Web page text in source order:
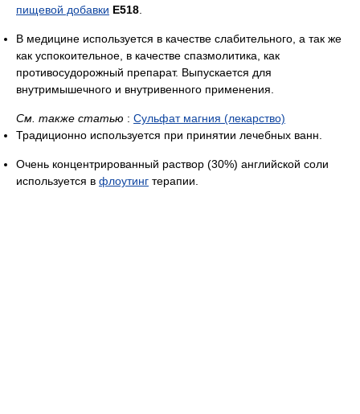
пищевой добавки E518
В медицине используется в качестве слабительного, а так же
как успокоительное, в качестве спазмолитика, как
противосудорожный препарат. Выпускается для
внутримышечного и внутривенного применения.
См. также статью : Сульфат магния (лекарство)
Традиционно используется при принятии лечебных ванн.
Очень концентрированный раствор (30%) английской соли
используется в флоутинг терапии.